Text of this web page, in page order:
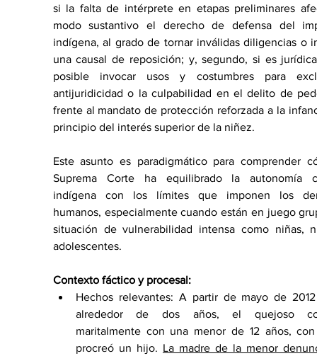
si la falta de intérprete en etapas preliminares
modo sustantivo el derecho de defensa del
indígena, al grado de tornar inválidas diligencias o
una causal de reposición; y, segundo, si es
posible invocar usos y costumbres para
antijuridicidad o la culpabilidad en el delito de
frente al mandato de protección reforzada a la
principio del interés superior de la niñez.
Este asunto es paradigmático para comprender
Suprema Corte ha equilibrado la autonomía
indígena con los límites que imponen los
humanos, especialmente cuando están en juego
situación de vulnerabilidad intensa como niñas,
adolescentes.
Contexto fáctico y procesal:
Hechos relevantes: A partir de mayo de
alrededor de dos años, el quejoso
maritalmente con una menor de 12 años,
procreó un hijo. La madre de la menor